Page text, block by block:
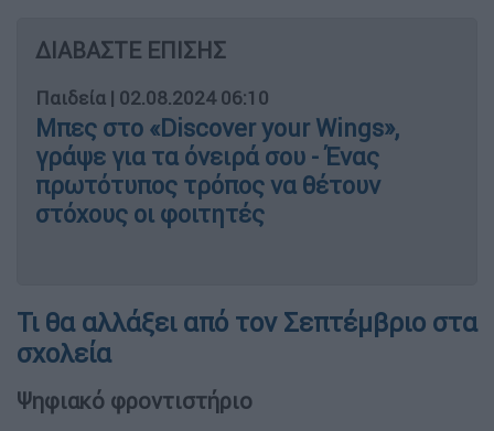
ΔΙΑΒΑΣΤΕ ΕΠΙΣΗΣ
Παιδεία | 02.08.2024 06:10
Μπες στο «Discover your Wings»,
γράψε για τα όνειρά σου - Ένας
πρωτότυπος τρόπος να θέτουν
στόχους οι φοιτητές
Τι θα αλλάξει από τον Σεπτέμβριο στα
σχολεία
Ψηφιακό φροντιστήριο